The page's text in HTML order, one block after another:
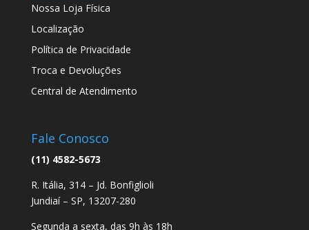
Nossa Loja Física
Localização
Política de Privacidade
Troca e Devoluções
Central de Atendimento
Fale Conosco
(11) 4582-5673
R. Itália, 314 – Jd. Bonfiglioli
Jundiaí – SP, 13207-280
Segunda a sexta, das 9h às 18h